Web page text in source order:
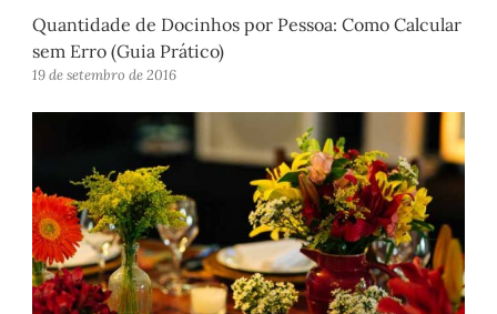
Quantidade de Docinhos por Pessoa: Como Calcular
sem Erro (Guia Prático)
19 de setembro de 2016